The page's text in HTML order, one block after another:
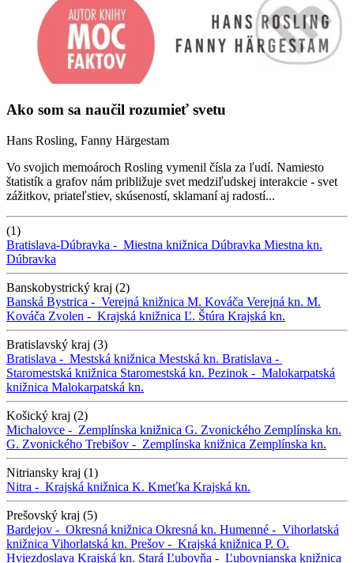
Ako som sa naučil rozumieť svetu
Hans Rosling, Fanny Härgestam
Vo svojich memoároch Rosling vymenil čísla za ľudí. Namiesto
štatistík a grafov nám približuje svet medziľudskej interakcie - svet
zážitkov, priateľstiev, skúseností, sklamaní aj radostí...
(1)
Bratislava-Dúbravka - Miestna knižnica Dúbravka Miestna kn.
Dúbravka
Banskobystrický kraj (2)
Banská Bystrica - Verejná knižnica M. Kováča Verejná kn. M.
Kováča Zvolen - Krajská knižnica Ľ. Štúra Krajská kn.
Bratislavský kraj (3)
Bratislava - Mestská knižnica Mestská kn. Bratislava -
Staromestská knižnica Staromestská kn. Pezinok - Malokarpatská
knižnica Malokarpatská kn.
Košický kraj (2)
Michalovce - Zemplínska knižnica G. Zvonického Zemplínska kn.
G. Zvonického Trebišov - Zemplínska knižnica Zemplínska kn.
Nitriansky kraj (1)
Nitra - Krajská knižnica K. Kmeťka Krajská kn.
Prešovský kraj (5)
Bardejov - Okresná knižnica Okresná kn. Humenné - Vihorlatská
knižnica Vihorlatská kn. Prešov - Krajská knižnica P. O.
Hviezdoslava Krajská kn. Stará Ľubovňa - Ľubovnianska knižnica